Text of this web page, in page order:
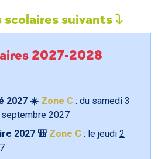
scolaires suivants
2027-2028
2027 ☀️ Zone C : du samedi 3
2027
2027 🎒 Zone C : le jeudi 2